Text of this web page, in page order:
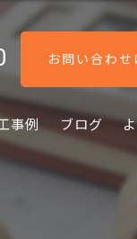
お問い合わせ
事例 ブログ